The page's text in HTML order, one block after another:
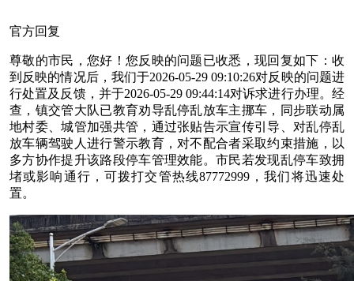
官方回复
尊敬的市民，您好！您反映的问题已收悉，现回复如下：收
到反映的情况后，我们于2026-05-29 09:10:26对反映的问题进
行处置及反馈，并于2026-05-29 09:44:14对诉求进行办理。经
查，镇交管大队已教育劝导乱停乱放车主挪车，同步联动属
地村委、城管加强共管，通过张贴告示宣传引导、对乱停乱
放车辆驾驶人进行警示教育，对不配合者采取约束措施，以
多方协作提升该路段停车管理效能。市民若发现乱停车致拥
堵或影响通行，可拨打交管热线87772999，我们将迅速处
置。